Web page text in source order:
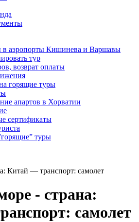
в аэропорты Кишинева и Варшавы
тур
возврат оплаты
горящие туры
апартов в Хорватии
сертификаты
туры
Китай — транспорт: самолет
- страна:
самолет